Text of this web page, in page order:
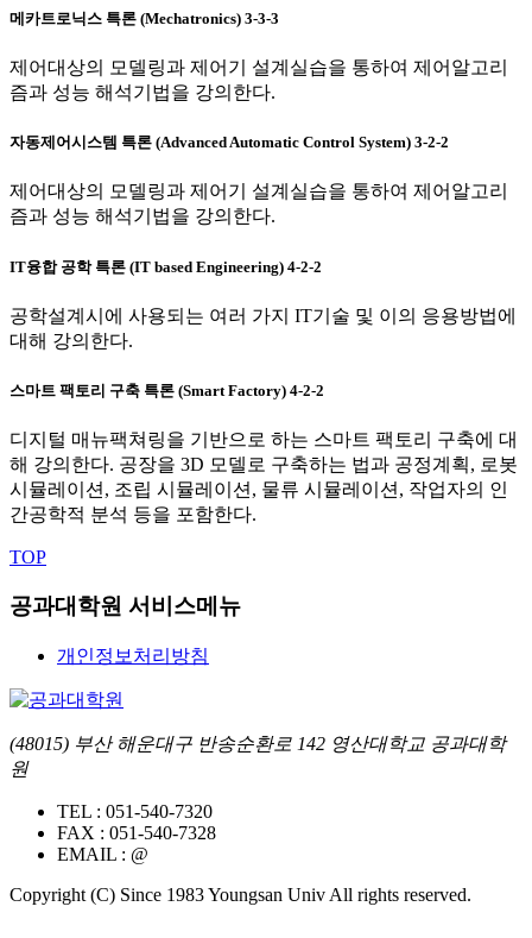
메카트로닉스 특론 (Mechatronics) 3-3-3
제어대상의 모델링과 제어기 설계실습을 통하여 제어알고리
즘과 성능 해석기법을 강의한다.
자동제어시스템 특론 (Advanced Automatic Control System) 3-2-2
제어대상의 모델링과 제어기 설계실습을 통하여 제어알고리
즘과 성능 해석기법을 강의한다.
IT융합 공학 특론 (IT based Engineering) 4-2-2
공학설계시에 사용되는 여러 가지 IT기술 및 이의 응용방법에
대해 강의한다.
스마트 팩토리 구축 특론 (Smart Factory) 4-2-2
디지털 매뉴팩쳐링을 기반으로 하는 스마트 팩토리 구축에 대
해 강의한다. 공장을 3D 모델로 구축하는 법과 공정계획, 로봇
시뮬레이션, 조립 시뮬레이션, 물류 시뮬레이션, 작업자의 인
간공학적 분석 등을 포함한다.
TOP
공과대학원 서비스메뉴
개인정보처리방침
(48015) 부산 해운대구 반송순환로 142 영산대학교 공과대학
원
TEL : 051-540-7320
FAX : 051-540-7328
EMAIL : @
Copyright (C) Since 1983 Youngsan Univ All rights reserved.